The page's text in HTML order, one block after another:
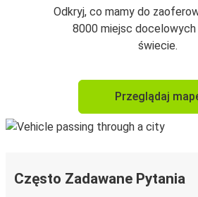
Odkryj, co mamy do
8000 miejsc docelowych
świecie.
Przeglądaj
Często Zadawane Pytania